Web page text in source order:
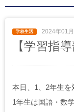
2024年01
【学習指
本日、1、2年生を
1年生は国語・数